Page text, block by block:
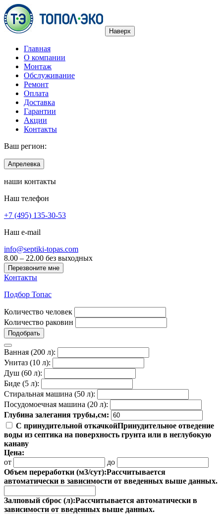
Наверх
Главная
О компании
Монтаж
Обслуживание
Ремонт
Оплата
Доставка
Гарантии
Акции
Контакты
Ваш регион:
Апрелевка
наши контакты
Наш телефон
+7 (495) 135-30-53
Наш e-mail
info@septiki-topas.com
8.00 – 22.00 без выходных
Перезвоните мне
Контакты
Подбор Топас
Количество человек
Количество раковин
Подобрать
Ванная (200 л):
Унитаз (10 л):
Душ (60 л):
Биде (5 л):
Стиральная машина (50 л):
Посудомоечная машина (20 л):
Глубина залегания трубы,см:
С принудительной откачкойПринудительное отведение
воды из септика на поверхность грунта или в неглубокую
канаву
Цена:
от
до
Объем переработки (м3/сут):Рассчитывается
автоматически в зависимости от введенных выше данных.
Залповый сброс (л):Рассчитывается автоматически в
зависимости от введенных выше данных.